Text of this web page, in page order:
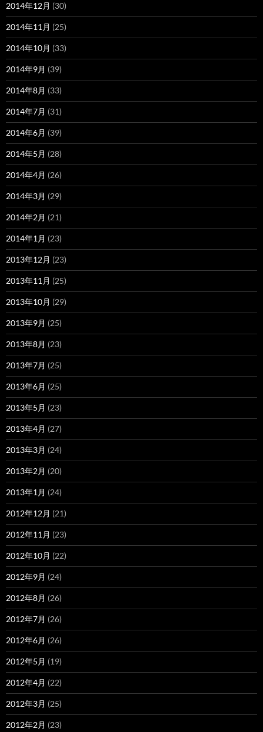
2014年12月 (30)
2014年11月 (25)
2014年10月 (33)
2014年9月 (39)
2014年8月 (33)
2014年7月 (31)
2014年6月 (39)
2014年5月 (28)
2014年4月 (26)
2014年3月 (29)
2014年2月 (21)
2014年1月 (23)
2013年12月 (23)
2013年11月 (25)
2013年10月 (29)
2013年9月 (25)
2013年8月 (23)
2013年7月 (25)
2013年6月 (25)
2013年5月 (23)
2013年4月 (27)
2013年3月 (24)
2013年2月 (20)
2013年1月 (24)
2012年12月 (21)
2012年11月 (23)
2012年10月 (22)
2012年9月 (24)
2012年8月 (26)
2012年7月 (26)
2012年6月 (26)
2012年5月 (19)
2012年4月 (22)
2012年3月 (25)
2012年2月 (23)